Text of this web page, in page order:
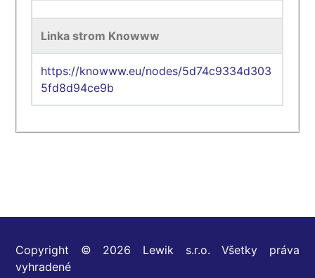
Linka strom Knowww
https://knowww.eu/nodes/5d74c9334d303
5fd8d94ce9b
Copyright © 2026 Lewik s.r.o. Všetky práva
vyhradené